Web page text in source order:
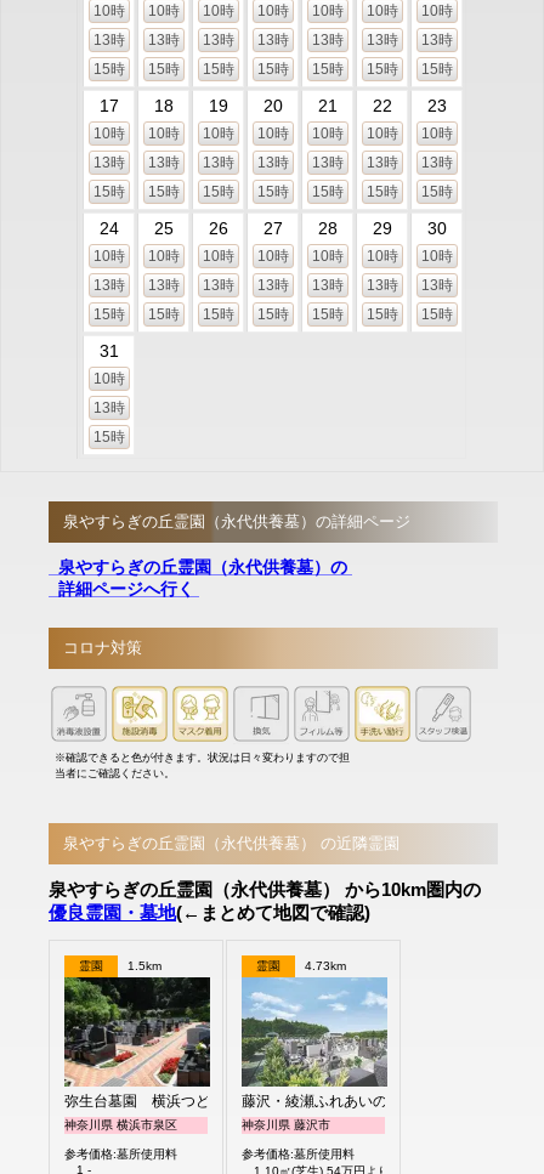
10時
13時
15時
10時
13時
15時
10時
13時
15時
10時
13時
15時
10時
13時
15時
10時
13時
15時
10時
13時
15時
17
10時
13時
15時
18
10時
13時
15時
19
10時
13時
15時
20
10時
13時
15時
21
10時
13時
15時
22
10時
13時
15時
23
10時
13時
15時
24
10時
13時
15時
25
10時
13時
15時
26
10時
13時
15時
27
10時
13時
15時
28
10時
13時
15時
29
10時
13時
15時
30
10時
13時
15時
31
10時
13時
15時
泉やすらぎの丘霊園（永代供養墓）の詳細ページ
泉やすらぎの丘霊園（永代供養墓）の
詳細ページへ行く
コロナ対策
※確認できると色が付きます。状況は日々変わりますので担
当者にご確認ください。
泉やすらぎの丘霊園（永代供養墓） の近隣霊園
泉やすらぎの丘霊園（永代供養墓） から10km圏内の
優良霊園・墓地(←まとめて地図で確認)
霊園 1.5km
弥生台墓園 横浜つどいの森
神奈川県 横浜市泉区
参考価格:墓所使用料
1 -
霊園 4.73km
藤沢・綾瀬ふれあいの杜
神奈川県 藤沢市
参考価格:墓所使用料